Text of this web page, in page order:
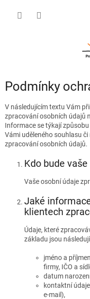
Podmínky
V následujícím textu Vám
zpracování osobních údajů
Informace se týkají
Vámi uděleného souhlasu
zpracování osobních údajů.
Kdo bude
Vaše osobní údaje
Jaké
klientech
Údaje, které
základu jsou
jméno a
ﬁrmy, IČO a
datum
kontaktní
e-mail),